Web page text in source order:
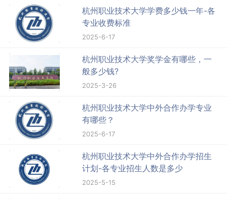
杭州职业技术大学学费多少钱一年-各
专业收费标准
2025-6-17
杭州职业技术大学奖学金有哪些，一
般多少钱?
2025-3-26
杭州职业技术大学中外合作办学专业
有哪些？
2025-6-17
杭州职业技术大学中外合作办学招生
计划-各专业招生人数是多少
2025-5-15